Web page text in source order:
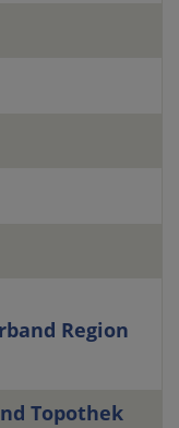
Region
Topothek